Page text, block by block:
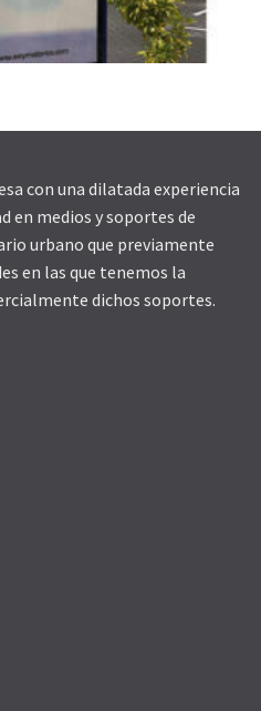
con una dilatada experiencia
en medios y soportes de
urbano que previamente
en las que tenemos la
dichos soportes.